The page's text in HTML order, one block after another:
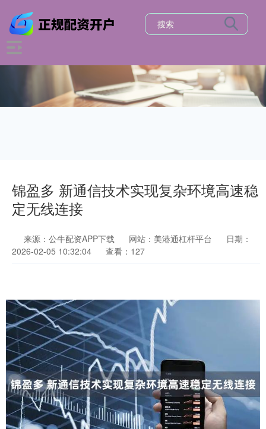
锦盈多 新通信技术实现复杂环境高速稳
定无线连接
来源：公牛配资APP下载 网站：美港通杠杆平台
日期：
2026-02-05 10:32:04
查看：127